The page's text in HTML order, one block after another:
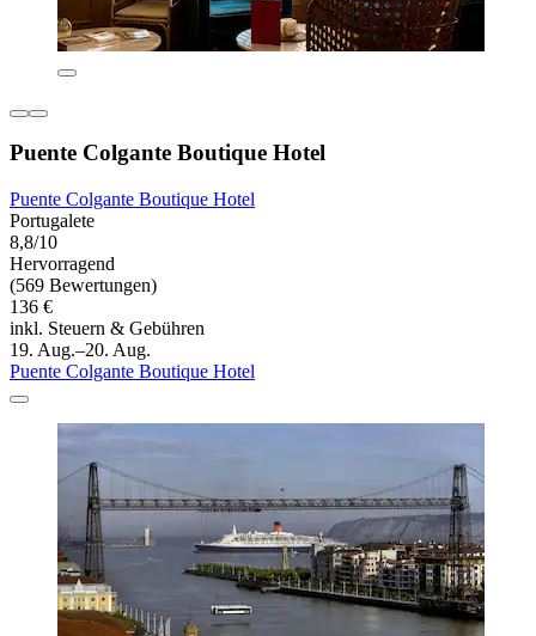
Puente Colgante Boutique Hotel
Puente Colgante Boutique Hotel
Portugalete
8,8/10
Hervorragend
(569 Bewertungen)
136 €
inkl. Steuern & Gebühren
19. Aug.–20. Aug.
Puente Colgante Boutique Hotel